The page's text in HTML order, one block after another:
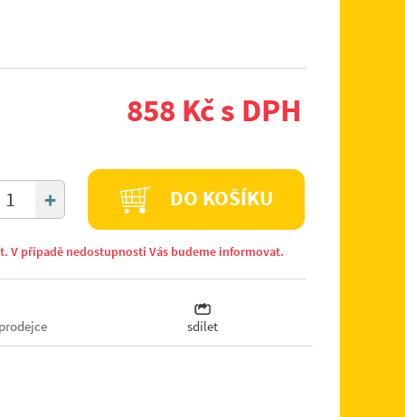
858 Kč s DPH
+ DO KOŠÍKU
V případě nedostupnosti Vás budeme informovat.
sdílet